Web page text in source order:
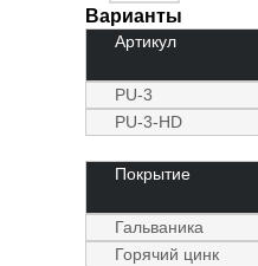
Варианты
Артикул
PU-3
PU-3-HD
Покрытие
Гальваника
Горячий цинк